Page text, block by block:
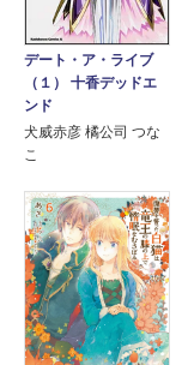
デート・ア・ライブ
（１） 十香デッドエ
ンド
犬威赤彦 橘公司 つな
こ